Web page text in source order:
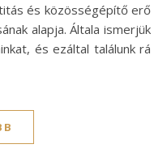
és közösségépítő erő
alapja. Általa ismerjük
és ezáltal találunk rá